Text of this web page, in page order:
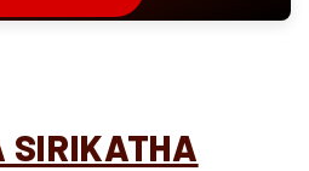
SIRIKATHA